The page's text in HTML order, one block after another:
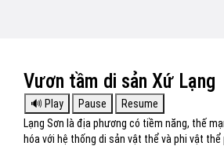
Vươn tầm di sản Xứ Lạng
Lạng Sơn là địa phương có tiềm năng, thế
hóa với hệ thống di sản vật thể và phi vật